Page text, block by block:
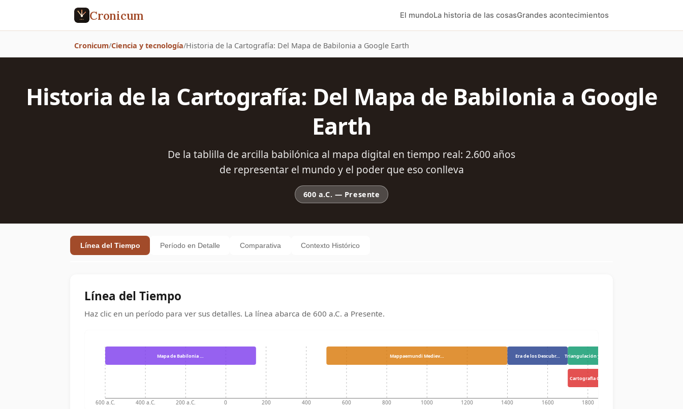
Cronicum El mundoLa historia de las cosasGrandes acontecimientos
Cronicum/Ciencia y tecnología/Historia de la Cartografía: Del Mapa de Babilonia a Google Earth
Historia de la Cartografía: Del Mapa de Babilonia a Google
Earth
De la tablilla de arcilla babilónica al mapa digital en tiempo real: 2.600 años
de representar el mundo y el poder que eso conlleva
600 a.C. — Presente
Línea del Tiempo Período en Detalle Comparativa Contexto Histórico
Línea del Tiempo
Haz clic en un período para ver sus detalles. La línea abarca de 600 a.C. a Presente.
600 a.C. 400 a.C. 200 a.C. 0 200 400 600 800 1000 1200 1400 1600 1800
Mapa de Babilonia … Mappaemundi Mediev… Era de los Descubr… Triangulación y Ca…
Cartografía Coloni…